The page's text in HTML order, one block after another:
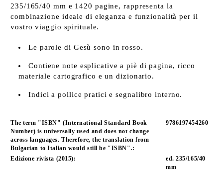
235/165/40 mm e 1420 pagine, rappresenta la
combinazione ideale di eleganza e funzionalità per il
vostro viaggio spirituale.
Le parole di Gesù sono in rosso.
Contiene note esplicative a piè di pagina, ricco
materiale cartografico e un dizionario.
Indici a pollice pratici e segnalibro interno.
The term "ISBN" (International Standard Book
Number) is universally used and does not change
across languages. Therefore, the translation from
Bulgarian to Italian would still be "ISBN".:
9786197454260
Edizione rivista (2015):
ed. 235/165/40
mm